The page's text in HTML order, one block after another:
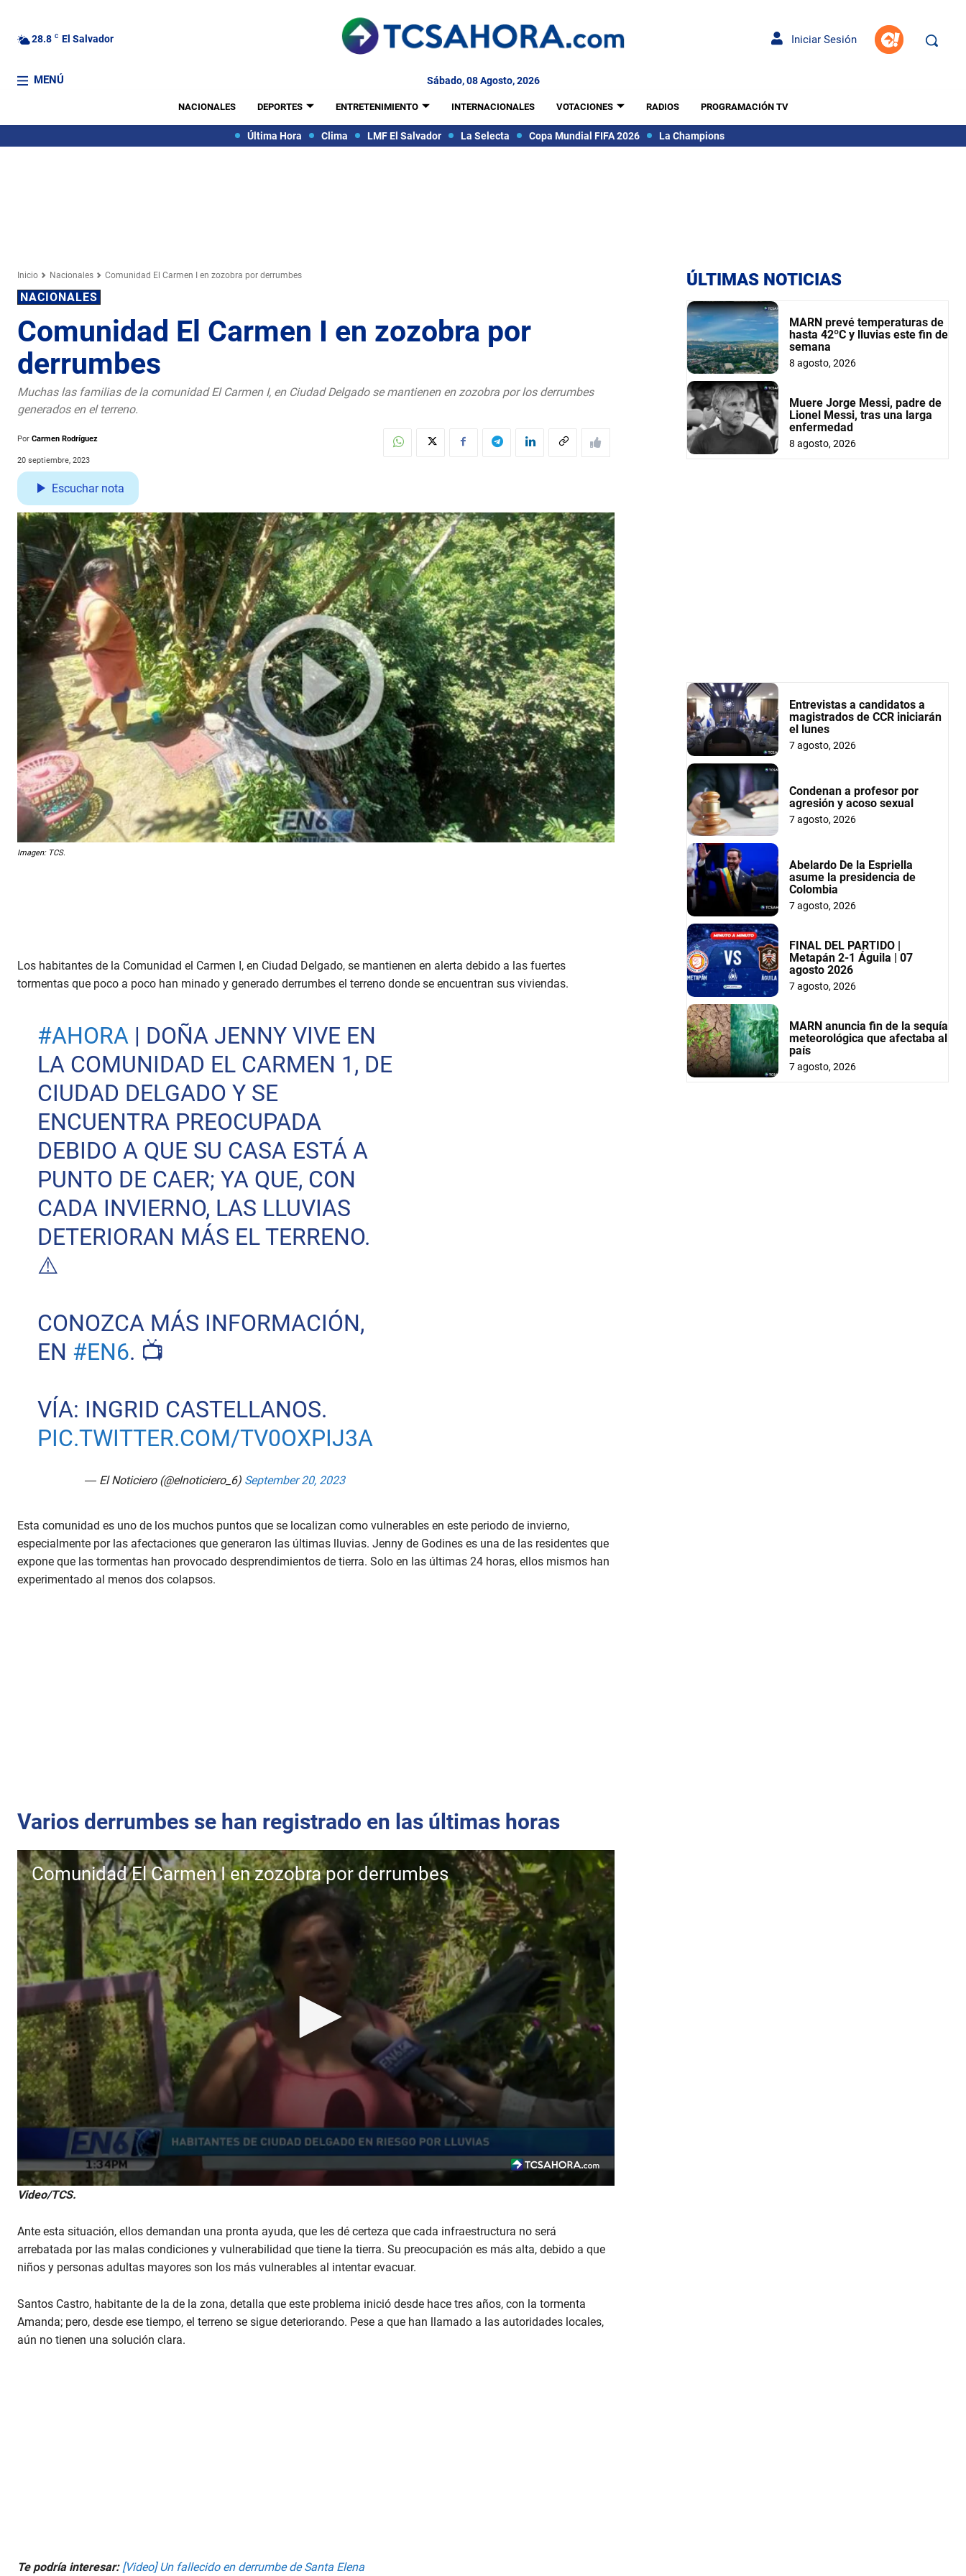
28.8 C El Salvador Iniciar Sesión
MENÚ Sábado, 08 Agosto, 2026
NACIONALES DEPORTES ENTRETENIMIENTO INTERNACIONALES VOTACIONES RADIOS PROGRAMACIÓN TV
Última Hora Clima LMF El Salvador La Selecta Copa Mundial FIFA 2026 La Champions
Inicio Nacionales Comunidad El Carmen I en zozobra por derrumbes
NACIONALES
Comunidad El Carmen I en zozobra por
derrumbes
Muchas las familias de la comunidad El Carmen I, en Ciudad Delgado se mantienen en zozobra por los derrumbes
generados en el terreno.
Por Carmen Rodríguez
20 septiembre, 2023
Escuchar nota
Imagen: TCS.
Los habitantes de la Comunidad el Carmen I, en Ciudad Delgado, se mantienen en alerta debido a las fuertes
tormentas que poco a poco han minado y generado derrumbes el terreno donde se encuentran sus viviendas.
#AHORA| DOÑA JENNY VIVE EN
LA COMUNIDAD EL CARMEN 1, DE
CIUDAD DELGADO Y SE
ENCUENTRA PREOCUPADA
DEBIDO A QUE SU CASA ESTÁ A
PUNTO DE CAER; YA QUE, CON
CADA INVIERNO, LAS LLUVIAS
DETERIORAN MÁS EL TERRENO.
⚠️
CONOZCA MÁS INFORMACIÓN,
EN #EN6. 📺
VÍA: INGRID CASTELLANOS.
PIC.TWITTER.COM/TV0OXPIJ3A
— El Noticiero (@elnoticiero_6) September 20, 2023
Esta comunidad es uno de los muchos puntos que se localizan como vulnerables en este periodo de invierno,
especialmente por las afectaciones que generaron las últimas lluvias. Jenny de Godines es una de las residentes que
expone que las tormentas han provocado desprendimientos de tierra. Solo en las últimas 24 horas, ellos mismos han
experimentado al menos dos colapsos.
Varios derrumbes se han registrado en las últimas horas
Comunidad El Carmen I en zozobra por derrumbes
0
s
c
o
n
s
1
m
i
n
9
Video/TCS.
Ante esta situación, ellos demandan una pronta ayuda, que les dé certeza que cada infraestructura no será
arrebatada por las malas condiciones y vulnerabilidad que tiene la tierra. Su preocupación es más alta, debido a que
niños y personas adultas mayores son los más vulnerables al intentar evacuar.
Santos Castro, habitante de la de la zona, detalla que este problema inició desde hace tres años, con la tormenta
Amanda; pero, desde ese tiempo, el terreno se sigue deteriorando. Pese a que han llamado a las autoridades locales,
aún no tienen una solución clara.
Te podría interesar: [Video] Un fallecido en derrumbe de Santa Elena
ÚLTIMAS NOTICIAS
MARN prevé temperaturas de
hasta 42ºC y lluvias este fin de
semana
8 agosto, 2026
Muere Jorge Messi, padre de
Lionel Messi, tras una larga
enfermedad
8 agosto, 2026
Entrevistas a candidatos a
magistrados de CCR iniciarán
el lunes
7 agosto, 2026
Condenan a profesor por
agresión y acoso sexual
7 agosto, 2026
Abelardo De la Espriella
asume la presidencia de
Colombia
7 agosto, 2026
FINAL DEL PARTIDO |
Metapán 2-1 Águila | 07
agosto 2026
7 agosto, 2026
MARN anuncia fin de la sequía
meteorológica que afectaba al
país
7 agosto, 2026